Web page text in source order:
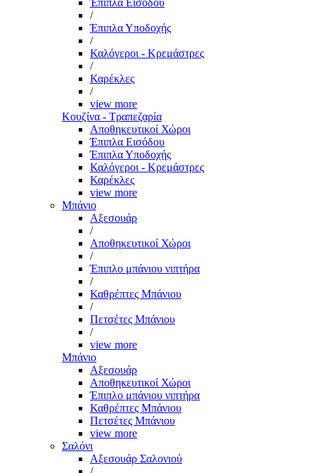
Έπιπλα Εισόδου
/
Έπιπλα Υποδοχής
/
Καλόγεροι - Κρεμάστρες
/
Καρέκλες
/
view more
Κουζίνα - Τραπεζαρία
Αποθηκευτικοί Χώροι
Έπιπλα Εισόδου
Έπιπλα Υποδοχής
Καλόγεροι - Κρεμάστρες
Καρέκλες
view more
Μπάνιο
Αξεσουάρ
/
Αποθηκευτικοί Χώροι
/
Έπιπλο μπάνιου νιπτήρα
/
Καθρέπτες Μπάνιου
/
Πετσέτες Μπάνιου
/
view more
Μπάνιο
Αξεσουάρ
Αποθηκευτικοί Χώροι
Έπιπλο μπάνιου νιπτήρα
Καθρέπτες Μπάνιου
Πετσέτες Μπάνιου
view more
Σαλόνι
Αξεσουάρ Σαλονιού